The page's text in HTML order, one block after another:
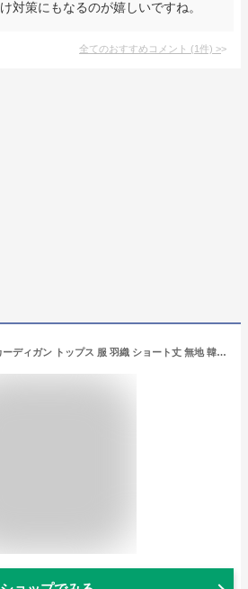
対策にもなるのが嬉しいですね。
全てのおすすめコメント (1件) >
[ウィゴー] シアー カーディガン トップス 服 羽織 ショート丈 無地 韓国 春服 夏服 ガーリー ギフト プレゼント 春 夏 秋 レディース F ホワイトアイボリー